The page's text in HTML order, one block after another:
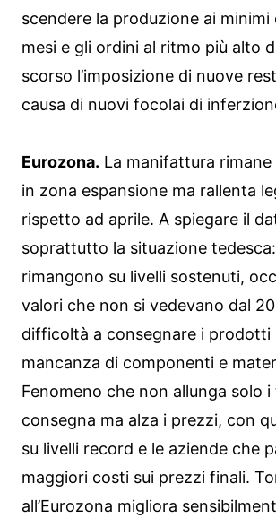
scendere la produzione ai
mesi e gli ordini al ritmo più alto
scorso l’imposizione di nuove
causa di nuovi focolai di
Eurozona. La manifattura
in zona espansione ma rallenta
rispetto ad aprile. A spiegare il
soprattutto la situazione
rimangono su livelli sostenuti,
valori che non si vedevano dal
difficoltà a consegnare i prodotti
mancanza di componenti e
Fenomeno che non allunga solo
consegna ma alza i prezzi, con
su livelli record e le aziende che
maggiori costi sui prezzi finali.
all’Eurozona migliora